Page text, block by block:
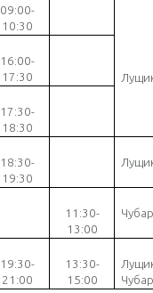
09:00-
10:30
16:00-
17:30
17:30-
18:30
18:30-
19:30
11:30-
13:00
19:30-
21:00
13:30-
15:00